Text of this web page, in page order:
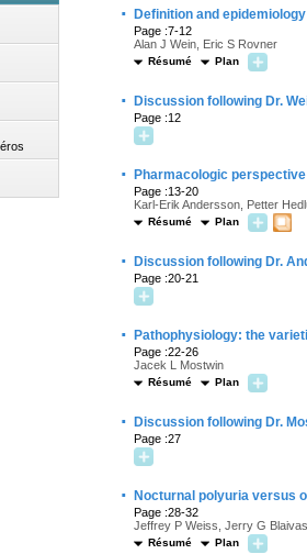
· Definition and
Page :7-12
Alan J Wein, Eric S Rovner
Résumé Plan
· Discussion following Dr.
Page :12
· Pharmacologic
Page :13-20
Karl-Erik Andersson, Petter
Résumé Plan
· Discussion following Dr.
Page :20-21
· Pathophysiology: the
Page :22-26
Jacek L Mostwin
Résumé Plan
· Discussion following Dr.
Page :27
· Nocturnal polyuria versus
Page :28-32
Jeffrey P Weiss, Jerry G Blaivas
Résumé Plan